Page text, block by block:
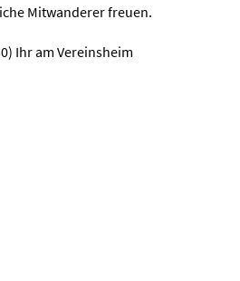
Mitwanderer freuen.
Ihr am Vereinsheim